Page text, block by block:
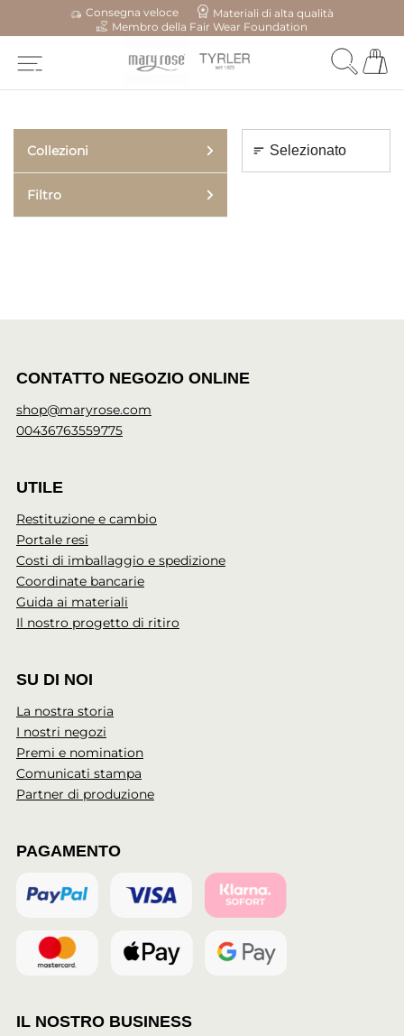
Consegna veloce
Materiali di alta qualità
Membro della Fair Wear Foundation
Collezioni
Filtro
CONTATTO NEGOZIO ONLINE
shop@maryrose.com
00436763559775
UTILE
Restituzione e cambio
Portale resi
Costi di imballaggio e spedizione
Coordinate bancarie
Guida ai materiali
Il nostro progetto di ritiro
SU DI NOI
La nostra storia
I nostri negozi
Premi e nomination
Comunicati stampa
Partner di produzione
PAGAMENTO
IL NOSTRO BUSINESS